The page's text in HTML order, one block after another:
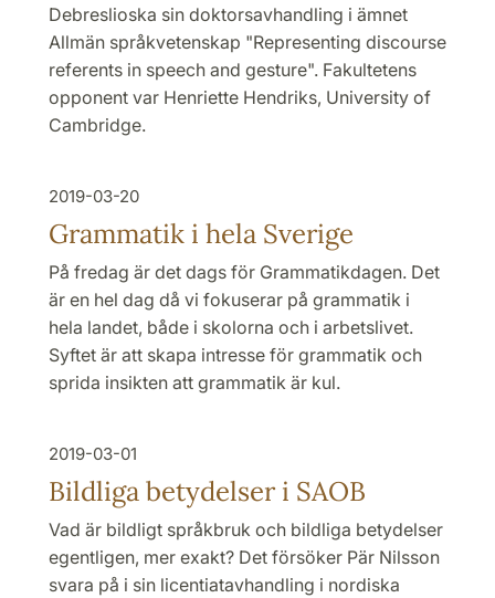
Debreslioska sin doktorsavhandling i ämnet
Allmän språkvetenskap "Representing discourse
referents in speech and gesture". Fakultetens
opponent var Henriette Hendriks, University of
Cambridge.
2019-03-20
Grammatik i hela Sverige
På fredag är det dags för Grammatikdagen. Det
är en hel dag då vi fokuserar på grammatik i
hela landet, både i skolorna och i arbetslivet.
Syftet är att skapa intresse för grammatik och
sprida insikten att grammatik är kul.
2019-03-01
Bildliga betydelser i SAOB
Vad är bildligt språkbruk och bildliga betydelser
egentligen, mer exakt? Det försöker Pär Nilsson
svara på i sin licentiatavhandling i nordiska